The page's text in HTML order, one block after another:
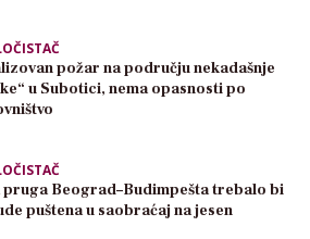
požar na području nekadašnje
u Subotici, nema opasnosti po
pruga Beograd–Budimpešta trebalo bi
puštena u saobraćaj na jesen